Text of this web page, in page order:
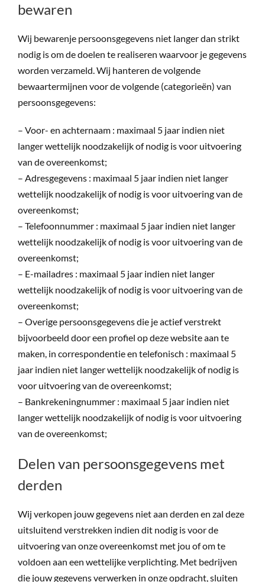
bewaren
Wij bewarenje persoonsgegevens niet langer dan strikt
nodig is om de doelen te realiseren waarvoor je gegevens
worden verzameld. Wij hanteren de volgende
bewaartermijnen voor de volgende (categorieën) van
persoonsgegevens:
– Voor- en achternaam : maximaal 5 jaar indien niet
langer wettelijk noodzakelijk of nodig is voor uitvoering
van de overeenkomst;
– Adresgegevens : maximaal 5 jaar indien niet langer
wettelijk noodzakelijk of nodig is voor uitvoering van de
overeenkomst;
– Telefoonnummer : maximaal 5 jaar indien niet langer
wettelijk noodzakelijk of nodig is voor uitvoering van de
overeenkomst;
– E-mailadres : maximaal 5 jaar indien niet langer
wettelijk noodzakelijk of nodig is voor uitvoering van de
overeenkomst;
– Overige persoonsgegevens die je actief verstrekt
bijvoorbeeld door een profiel op deze website aan te
maken, in correspondentie en telefonisch : maximaal 5
jaar indien niet langer wettelijk noodzakelijk of nodig is
voor uitvoering van de overeenkomst;
– Bankrekeningnummer : maximaal 5 jaar indien niet
langer wettelijk noodzakelijk of nodig is voor uitvoering
van de overeenkomst;
Delen van persoonsgegevens met
derden
Wij verkopen jouw gegevens niet aan derden en zal deze
uitsluitend verstrekken indien dit nodig is voor de
uitvoering van onze overeenkomst met jou of om te
voldoen aan een wettelijke verplichting. Met bedrijven
die jouw gegevens verwerken in onze opdracht, sluiten